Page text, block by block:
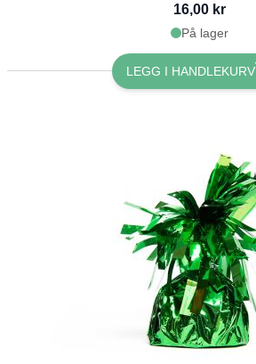
16,00 kr
På lager
LEGG I HANDLEKURV